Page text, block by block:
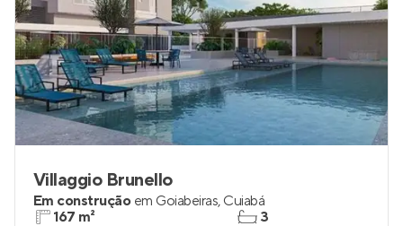
Villaggio Brunello
Em construção em Goiabeiras, Cuiabá
167 m²
3